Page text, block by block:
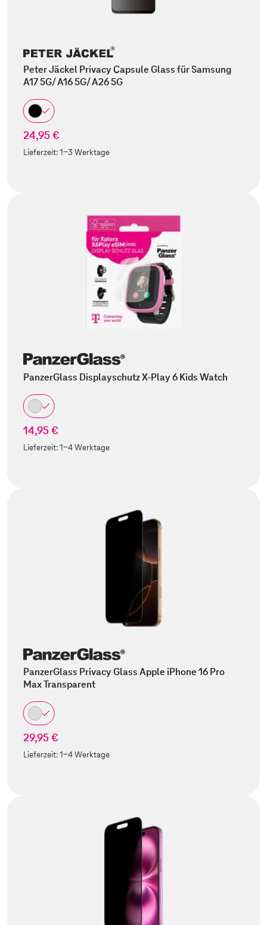
Peter Jäckel Privacy Capsule Glass für Samsung
A17 5G/ A16 5G/ A26 5G
24,95 €
Lieferzeit:1-3 Werktage
PanzerGlass Displayschutz X-Play 6 Kids Watch
14,95 €
Lieferzeit:1-4 Werktage
PanzerGlass Privacy Glass Apple iPhone 16 Pro
Max Transparent
29,95 €
Lieferzeit:1-4 Werktage